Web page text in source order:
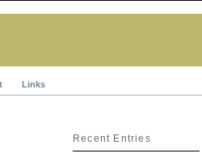
Links
Recent Entries